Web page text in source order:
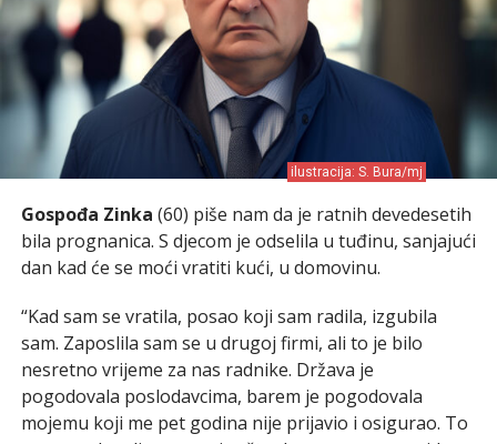
ilustracija: S. Bura/mj
Gospođa Zinka (60) piše nam da je ratnih devedesetih
bila prognanica. S djecom je odselila u tuđinu, sanjajući
dan kad će se moći vratiti kući, u domovinu.
“Kad sam se vratila, posao koji sam radila, izgubila
sam. Zaposlila sam se u drugoj firmi, ali to je bilo
nesretno vrijeme za nas radnike. Država je
pogodovala poslodavcima, barem je pogodovala
mojemu koji me pet godina nije prijavio i osigurao. To